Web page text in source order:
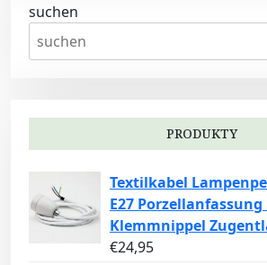
suchen
PRODUKTY
Textilkabel
E27
Klemmnippel
€24,95